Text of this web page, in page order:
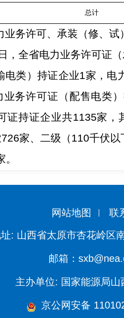
总计
业务许可、承装（修、试
日 ， 全省电力业务许可证
电类）持证企业1家，电
业务许可证（配售电类
证持证企业共1135家 ，
726家、 二级（110千伏以
。
网站地图 联
: 山西省太原市杏花岭区
邮箱：
主办单位: 国家能源局山
京公网安备